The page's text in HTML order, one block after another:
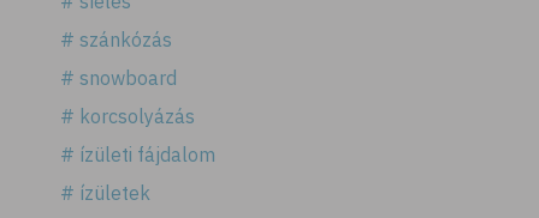
# szánkózás
# snowboard
# korcsolyázás
# ízületi fájdalom
# ízületek